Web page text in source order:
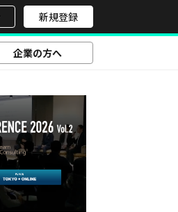
新規登録
企業の方へ